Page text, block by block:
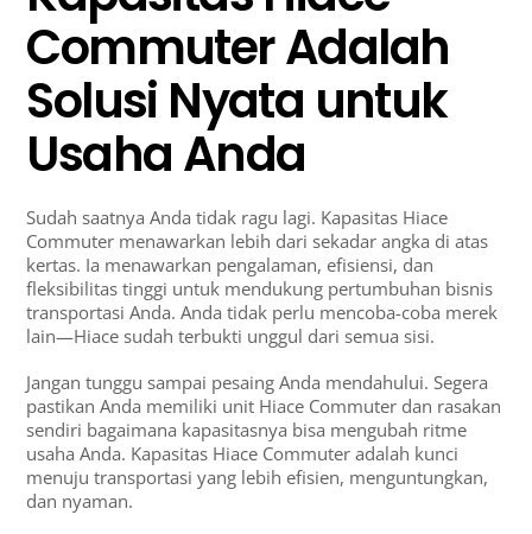
Commuter Adalah
Solusi Nyata untuk
Usaha Anda
Sudah saatnya Anda tidak ragu lagi. Kapasitas Hiace
Commuter menawarkan lebih dari sekadar angka di atas
kertas. Ia menawarkan pengalaman, efisiensi, dan
fleksibilitas tinggi untuk mendukung pertumbuhan bisnis
transportasi Anda. Anda tidak perlu mencoba-coba merek
lain—Hiace sudah terbukti unggul dari semua sisi.
Jangan tunggu sampai pesaing Anda mendahului. Segera
pastikan Anda memiliki unit Hiace Commuter dan rasakan
sendiri bagaimana kapasitasnya bisa mengubah ritme
usaha Anda. Kapasitas Hiace Commuter adalah kunci
menuju transportasi yang lebih efisien, menguntungkan,
dan nyaman.